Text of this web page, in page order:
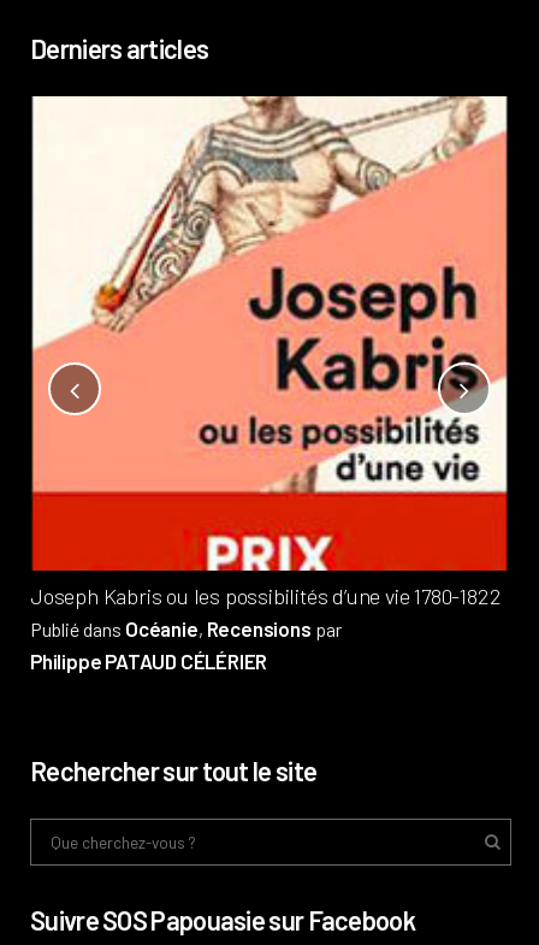
Derniers articles
Joseph Kabris ou les possibilités d’une vie 1780-1822
Publié dans Océanie, Recensions par
Philippe PATAUD CÉLÉRIER
Rechercher sur tout le site
Suivre SOS Papouasie sur Facebook